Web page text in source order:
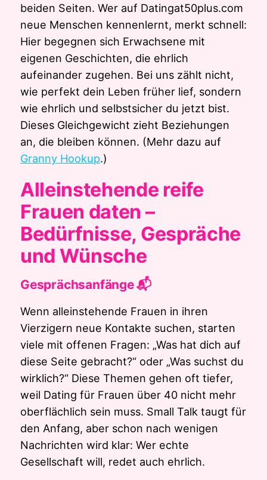
beiden Seiten. Wer auf Datingat50plus.com
neue Menschen kennenlernt, merkt schnell:
Hier begegnen sich Erwachsene mit
eigenen Geschichten, die ehrlich
aufeinander zugehen. Bei uns zählt nicht,
wie perfekt dein Leben früher lief, sondern
wie ehrlich und selbstsicher du jetzt bist.
Dieses Gleichgewicht zieht Beziehungen
an, die bleiben können. (Mehr dazu auf
Granny Hookup.)
Alleinstehende reife
Frauen daten –
Bedürfnisse, Gespräche
und Wünsche
Gesprächsanfänge 📬
Wenn alleinstehende Frauen in ihren
Vierzigern neue Kontakte suchen, starten
viele mit offenen Fragen: „Was hat dich auf
diese Seite gebracht?“ oder „Was suchst du
wirklich?“ Diese Themen gehen oft tiefer,
weil Dating für Frauen über 40 nicht mehr
oberflächlich sein muss. Small Talk taugt für
den Anfang, aber schon nach wenigen
Nachrichten wird klar: Wer echte
Gesellschaft will, redet auch ehrlich.